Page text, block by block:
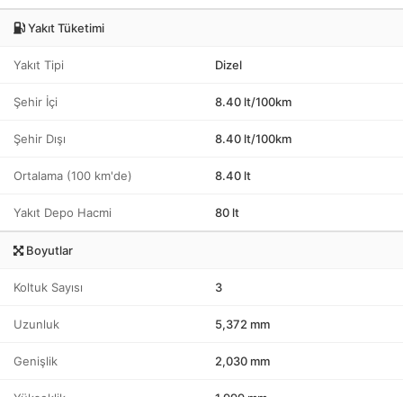
Yakıt Tüketimi
Yakıt Tipi Dizel
Şehir İçi 8.40 lt/100km
Şehir Dışı 8.40 lt/100km
Ortalama (100 km'de) 8.40 lt
Yakıt Depo Hacmi 80 lt
Boyutlar
Koltuk Sayısı 3
Uzunluk 5,372 mm
Genişlik 2,030 mm